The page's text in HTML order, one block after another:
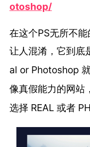
otoshop/
在这个PS无所不
让人混淆，它到底
al or Photoshop
像真假能力的网站
选择 REAL 或者